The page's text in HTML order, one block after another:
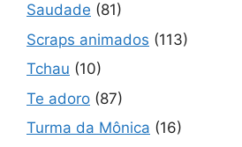
Saudade (81)
Scraps animados (113)
Tchau (10)
Te adoro (87)
Turma da Mônica (16)